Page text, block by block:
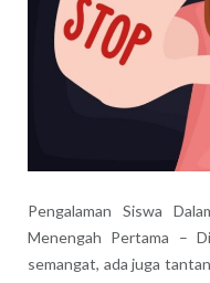
Pengalaman Siswa
Menengah Pertama –
semangat, ada juga